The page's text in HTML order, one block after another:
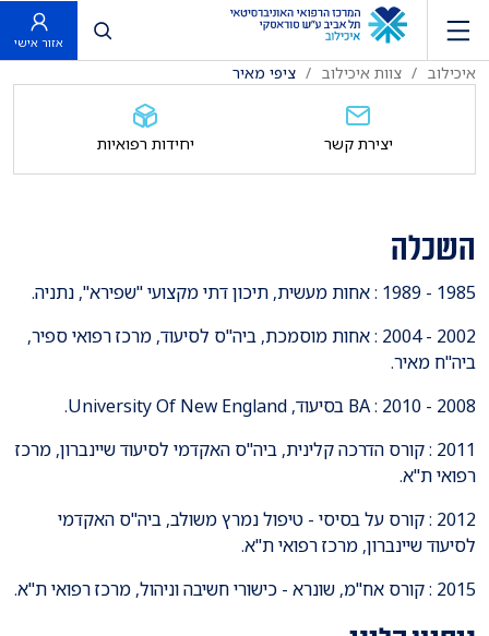
פתח חיפוש
אזור אישי
איכילוב צוות איכילוב ציפי מאיר
השכלה
1985 - 1989 : אחות מעשית, תיכון דתי מקצועי "שפירא", נתניה.
2002 - 2004 : אחות מוסמכת, ביה"ס לסיעוד, מרכז רפואי ספיר,
ביה"ח מאיר.
2008 - 2010 : BA בסיעוד, University Of New England.
2011 : קורס הדרכה קלינית, ביה"ס האקדמי לסיעוד שיינברון, מרכז
רפואי ת"א.
2012 : קורס על בסיסי - טיפול נמרץ משולב, ביה"ס האקדמי
לסיעוד שיינברון, מרכז רפואי ת"א.
2015 : קורס אח"מ, שונרא - כישורי חשיבה וניהול, מרכז רפואי ת"א.
יצירת קשר יחידות רפואיות